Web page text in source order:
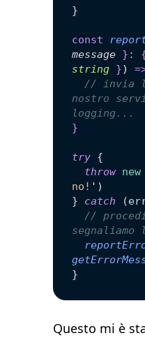
}
const
message } :
string })
nostro
logging...
}
try {
  throw
new
no! ' )
} catch
}
Questo mi è